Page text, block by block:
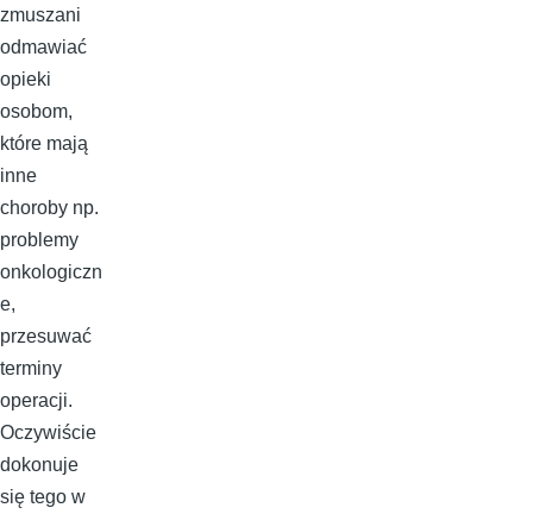
zmuszani
odmawiać
opieki
osobom,
które mają
inne
choroby np.
problemy
onkologiczn
e,
przesuwać
terminy
operacji.
Oczywiście
dokonuje
się tego w